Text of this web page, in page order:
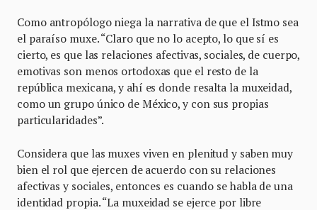
Como antropólogo niega la narrativa de que el Istmo sea
el paraíso muxe. “Claro que no lo acepto, lo que sí es
cierto, es que las relaciones afectivas, sociales, de cuerpo,
emotivas son menos ortodoxas que el resto de la
república mexicana, y ahí es donde resalta la muxeidad,
como un grupo único de México, y con sus propias
particularidades”.
Considera que las muxes viven en plenitud y saben muy
bien el rol que ejercen de acuerdo con su relaciones
afectivas y sociales, entonces es cuando se habla de una
identidad propia. “La muxeidad se ejerce por libre